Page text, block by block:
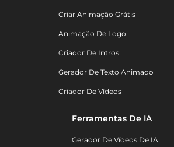
Criar Animação Grátis
Animação De Logo
Criador De Intros
Gerador De Texto Animado
Criador De Vídeos
Ferramentas De IA
Gerador De Vídeos De IA